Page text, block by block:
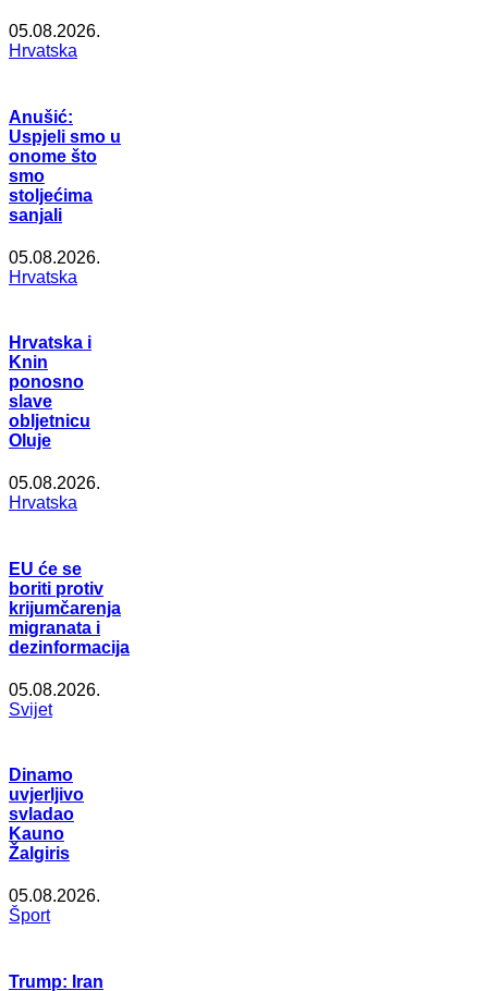
05.08.2026.
Hrvatska
Anušić:
Uspjeli smo u
onome što
smo
stoljećima
sanjali
05.08.2026.
Hrvatska
Hrvatska i
Knin
ponosno
slave
obljetnicu
Oluje
05.08.2026.
Hrvatska
EU će se
boriti protiv
krijumčarenja
migranata i
dezinformacija
05.08.2026.
Svijet
Dinamo
uvjerljivo
svladao
Kauno
Žalgiris
05.08.2026.
Šport
Trump: Iran